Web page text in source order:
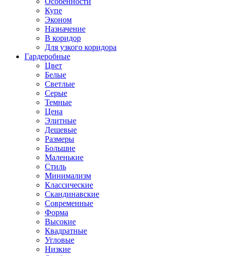
Купе
Эконом
Назначение
В коридор
Для узкого коридора
Гардеробные
Цвет
Белые
Светлые
Серые
Темные
Цена
Элитные
Дешевые
Размеры
Большие
Маленькие
Стиль
Минимализм
Классические
Скандинавские
Современные
Форма
Высокие
Квадратные
Угловые
Низкие